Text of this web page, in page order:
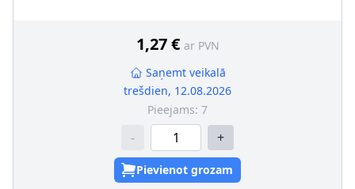
1,27 € ar PVN
Saņemt veikalā
trešdien, 12.08.2026
Pieejams: 7
- +
Pievienot grozam